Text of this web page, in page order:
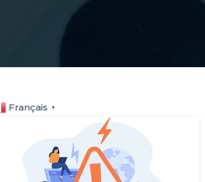
Français ▼